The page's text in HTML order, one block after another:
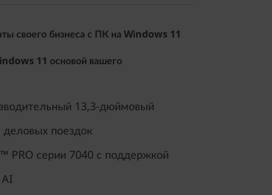
своего бизнеса с ПК на Windows 11
11 основой вашего
13,3-дюймовый
деловых поездок
PRO серии 7040 с поддержкой